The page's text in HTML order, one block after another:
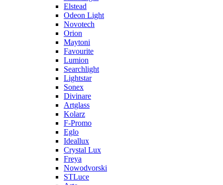
Elstead
Odeon Light
Novotech
Orion
Maytoni
Favourite
Lumion
Searchlight
Lightstar
Sonex
Divinare
Artglass
Kolarz
F-Promo
Eglo
Ideallux
Crystal Lux
Freya
Nowodvorski
STLuce